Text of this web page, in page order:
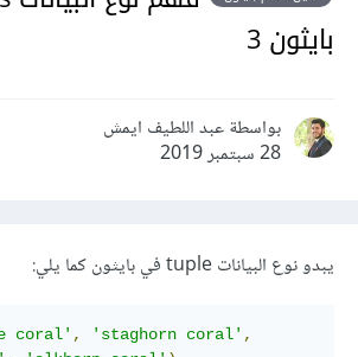
بايثون 3
بواسطة عبد اللطيف ايمش
28 سبتمبر 2019
يبدو نوع البيانات tuple في بايثون كما يلي:
coral' , 'staghorn coral' ,